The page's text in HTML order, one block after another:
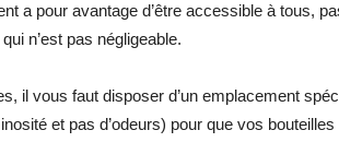
a pour avantage d’être accessible à tous,
n’est pas négligeable.
il vous faut disposer d’un emplacement
et pas d’odeurs) pour que vos